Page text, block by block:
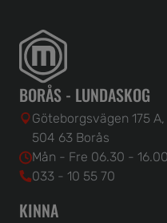
BORÅS - LUNDASKOG
Göteborgsvägen 175 A,
504 63 Borås
Mån - Fre 06.30 - 16.00
033 - 10 55 70
KINNA